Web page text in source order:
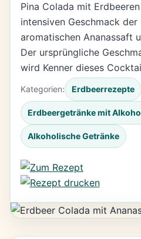
Pina Colada mit
intensiven Geschmack der
aromatischen Ananassaft
Der ursprüngliche
wird Kenner dieses
Kategorien: Erdbeerrezepte
Erdbeergetränke mit
Alkoholische Getränke